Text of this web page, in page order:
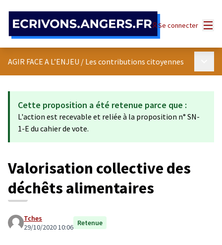
Se connecter
AGIR FACE A L’ENJEU / Les contributions citoyennes
Cette proposition a été retenue parce que :
L'action est recevable et reliée à la proposition n° SN-
1-E du cahier de vote.
Valorisation collective des
déchêts alimentaires
Tches
29/10/2020 10:06 Retenue